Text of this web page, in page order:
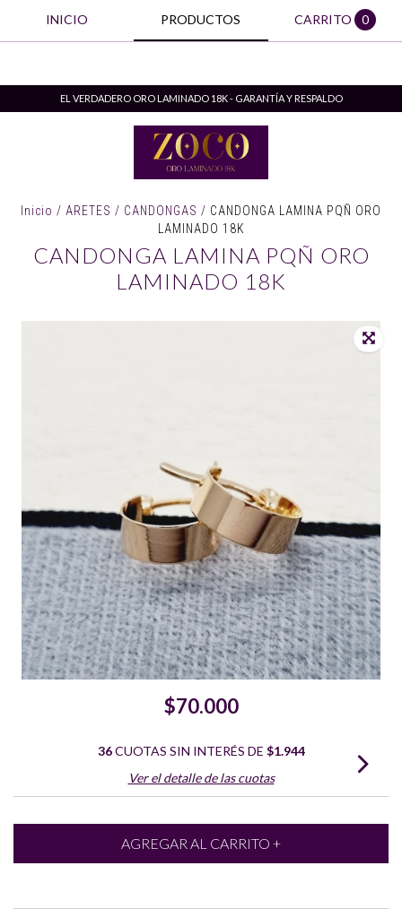
INICIO PRODUCTOS CARRITO 0
EL VERDADERO ORO LAMINADO 18K - GARANTÍA Y RESPALDO
Inicio / ARETES / CANDONGAS / CANDONGA LAMINA PQÑ ORO
LAMINADO 18K
CANDONGA LAMINA PQÑ ORO
LAMINADO 18K
$70.000
36CUOTAS SIN INTERÉS DE $1.944
Ver el detalle de las cuotas